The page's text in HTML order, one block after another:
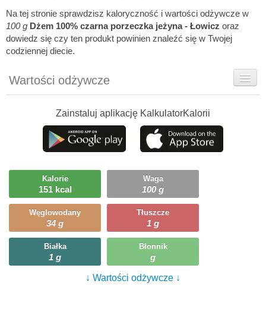
Na tej stronie sprawdzisz kaloryczność i wartości odżywcze w
100 g Dżem 100% czarna porzeczka jeżyna - Łowicz oraz
dowiedz się czy ten produkt powinien znaleźć się w Twojej
codziennej diecie.
Wartości odżywcze
Ciekawostki
Ile możesz zjeść?
Zainstaluj aplikację KalkulatorKalorii
Kalorie
151 kcal
Waga
100 g
Węglowodany
34 g
Tłuszcze
1 g
Białka
1 g
Błonnik
g
↓ Wartości odżywcze ↓